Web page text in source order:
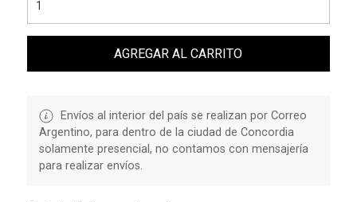
AGREGAR AL CARRITO
Envíos al interior del país se realizan por Correo
Argentino, para dentro de la ciudad de Concordia
solamente presencial, no contamos con mensajería
para realizar envíos.